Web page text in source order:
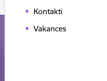
Kontakti
Vakances